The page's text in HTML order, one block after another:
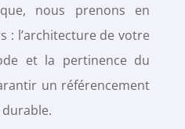
nous prenons en
: l’architecture de votre
et la pertinence du
un référencement